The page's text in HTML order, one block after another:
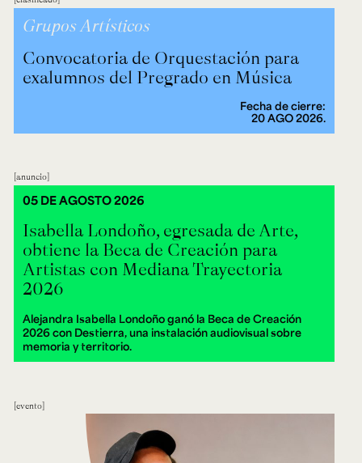
Grupos Artísticos
Convocatoria de Orquestación para
exalumnos del Pregrado en Música
Fecha de cierre:
20 AGO 2026.
anuncio
Isabella Londoño, egresada de Arte,
obtiene la Beca de Creación para
Artistas con Mediana Trayectoria
2026
Alejandra Isabella Londoño ganó la Beca de Creación
2026 con Destierra, una instalación audiovisual sobre
memoria y territorio.
05 DE AGOSTO 2026
evento